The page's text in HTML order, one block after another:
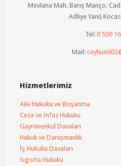
Mevlana Mah. Barış Manço.
Adliye Yanı)
Tel: 0 530
Mail:
Hizmetlerimiz
Aile Hukuku ve Boşanma
Ceza ve İnfaz Hukuku
Gayrimenkul Davaları
Hukuk ve Danışmanlık
İş Hukuku Davaları
Sigorta Hukuku